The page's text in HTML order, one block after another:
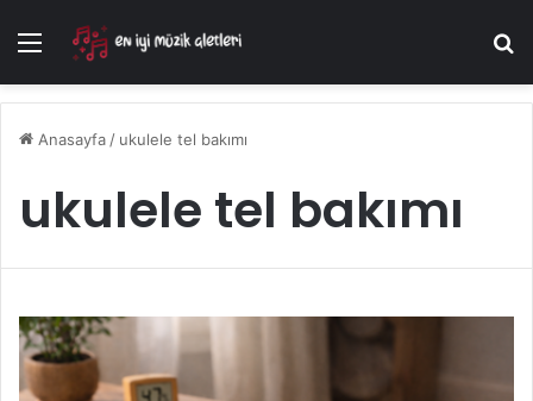
Menü
Anasayfa / ukulele tel bakımı
ukulele tel bakımı